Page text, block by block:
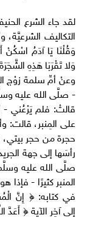
لقد جاء الشرع
التكاليف
وَقُلْنَا يَا آدَمُ
وَلا تَقْرَبَا هَذِهِ
وعنْ أمِّ سلمة زوْج
- صلَّى الله عليه
قالتْ: فلم يَرْعُني -
على المِنبر،
حجرة من حجر
رأسَها إلى جهة
صلَّى الله عليه
المنبر كثيرًا - فإذا
في كتابه: ﴿ إِنَّ
إلى آخِر الآية ﴿ أَعَدَّ